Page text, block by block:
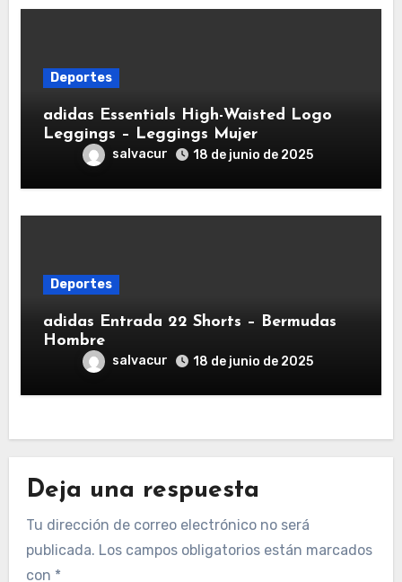
Deportes
adidas Essentials High-Waisted Logo
Leggings – Leggings Mujer
salvacur 18 de junio de 2025
Deportes
adidas Entrada 22 Shorts – Bermudas
Hombre
salvacur 18 de junio de 2025
Deja una respuesta
Tu dirección de correo electrónico no será
publicada. Los campos obligatorios están marcados
con *